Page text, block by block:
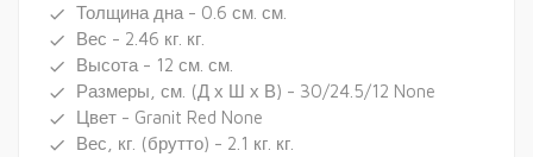
done Толщина дна - 0.6 см. см.
done Вес - 2.46 кг. кг.
done Высота - 12 см. см.
done Размеры, см. (Д х Ш х В) - 30/24.5/12 None
done Цвет - Granit Red None
done Вес, кг. (брутто) - 2.1 кг. кг.